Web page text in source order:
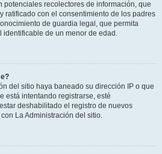
potenciales recolectores de información, que
ratificado con el consentimiento de los padres
de guardia legal, que permita
de un menor de edad.
del sitio haya baneado su dirección IP o que
está intentando registrarse, esté
deshabilitado el registro de nuevos
La Administración del sitio.